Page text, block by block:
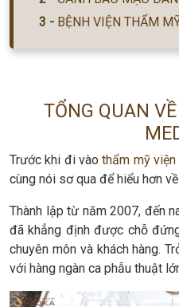
BỆNH VIỆN THẨM
TỔNG QUAN
Trước khi đi vàothẩm mỹ viện
cùng nói sơ qua để hiểu hơn
Thành lập từ năm 2007, đến
đã khẳng định được chỗ
chuyên môn và khách hàng.
với hàng ngàn ca phẫu thuật